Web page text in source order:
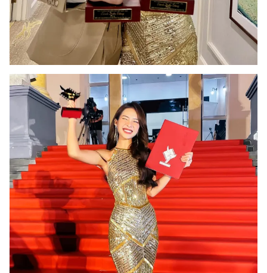
Cơ quan chủ quản:Đài Truyền hình Việt Nam
Cơ quan báo chí:Thời báo VTV
Giấy phép hoạt động báo in và báo điện tử số 483/GP-BTTTT
cấp ngày 29/12/2023
Phó Tổng Biên tập:
Nguyễn Thị Mỹ Hạnh, Phạm Quốc Thắng,
Nguyễn Trọng Ninh
Tổng đài VTV:024.38 355 931 - 024.38 355 932
Ðiện thoại Thời báo VTV: 024.66 897 897
Email: toasoan@vtv.vn
Liên hệ quảng cáo:024-7300.7108